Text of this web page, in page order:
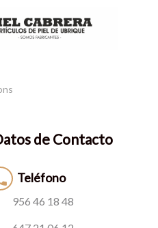
de Contacto
Teléfono
46 18 48